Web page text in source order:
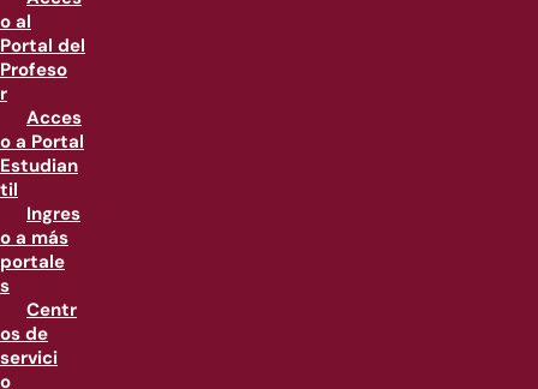
o al
Portal del
Profeso
r
Acces
o a Portal
Estudian
til
Ingres
o a más
portale
s
Centr
os de
servici
o